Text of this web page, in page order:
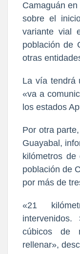
Camaguán
sobre el
variante vial
población de
otras
La vía tendrá
«va a
los estados
Por otra
Guayabal,
kilómetros
población de
por más de
«21
cúbicos de
rellenar»,